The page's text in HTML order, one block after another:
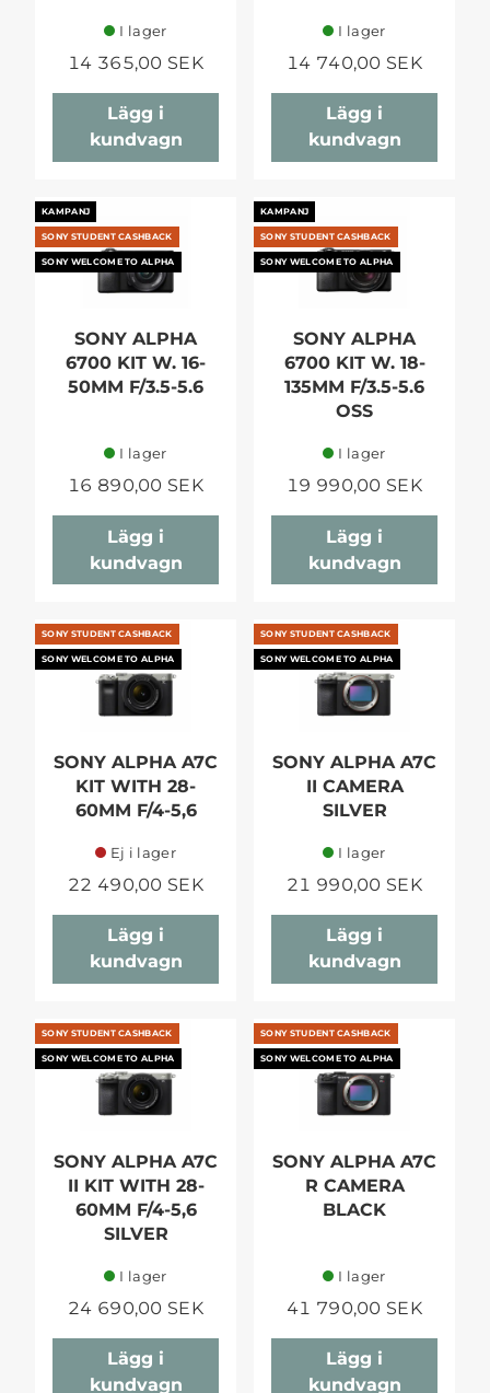
I lager
14 365,00 SEK
Lägg i
kundvagn
I lager
14 740,00 SEK
Lägg i
kundvagn
KAMPANJ
SONY STUDENT CASHBACK
SONY WELCOME TO ALPHA
SONY ALPHA
6700 KIT W. 16-
50MM F/3.5-5.6
I lager
16 890,00 SEK
Lägg i
kundvagn
KAMPANJ
SONY STUDENT CASHBACK
SONY WELCOME TO ALPHA
SONY ALPHA
6700 KIT W. 18-
135MM F/3.5-5.6
OSS
I lager
19 990,00 SEK
Lägg i
kundvagn
SONY STUDENT CASHBACK
SONY WELCOME TO ALPHA
SONY ALPHA A7C
KIT WITH 28-
60MM F/4-5,6
Ej i lager
22 490,00 SEK
Lägg i
kundvagn
SONY STUDENT CASHBACK
SONY WELCOME TO ALPHA
SONY ALPHA A7C
II CAMERA
SILVER
I lager
21 990,00 SEK
Lägg i
kundvagn
SONY STUDENT CASHBACK
SONY WELCOME TO ALPHA
SONY ALPHA A7C
II KIT WITH 28-
60MM F/4-5,6
SILVER
I lager
24 690,00 SEK
Lägg i
kundvagn
SONY STUDENT CASHBACK
SONY WELCOME TO ALPHA
SONY ALPHA A7C
R CAMERA
BLACK
I lager
41 790,00 SEK
Lägg i
kundvagn